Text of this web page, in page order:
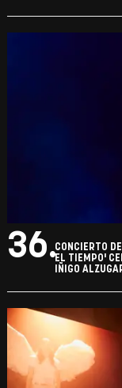
36.CONCIERTO
EL TIEMPO'
IÑIGO